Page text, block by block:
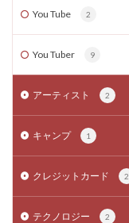
You Tube 2
You Tuber 9
アーティスト 2
キャンプ 1
クレジットカード 2
テクノロジー 2